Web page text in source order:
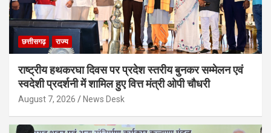
छत्तीसगढ़ राज्य
राष्ट्रीय हथकरघा दिवस पर प्रदेश स्तरीय बुनकर सम्मेलन एवं
स्वदेशी प्रदर्शनी में शामिल हुए वित्त मंत्री ओपी चौधरी
August 7, 2026 News Desk